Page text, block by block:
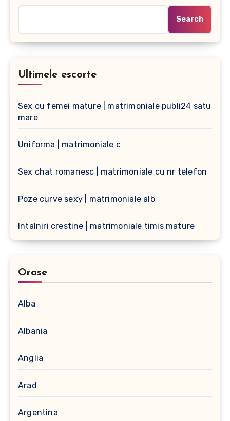
Search
Ultimele escorte
Sex cu femei mature | matrimoniale publi24 satu
mare
Uniforma | matrimoniale c
Sex chat romanesc | matrimoniale cu nr telefon
Poze curve sexy | matrimoniale alb
Intalniri crestine | matrimoniale timis mature
Orase
Alba
Albania
Anglia
Arad
Argentina